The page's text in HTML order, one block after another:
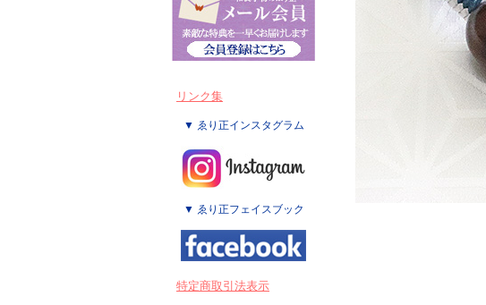
リンク集
▼ ゑり正インスタグラム
▼ ゑり正フェイスブック
特定商取引法表示